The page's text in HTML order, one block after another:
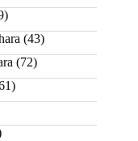
(43)
(72)